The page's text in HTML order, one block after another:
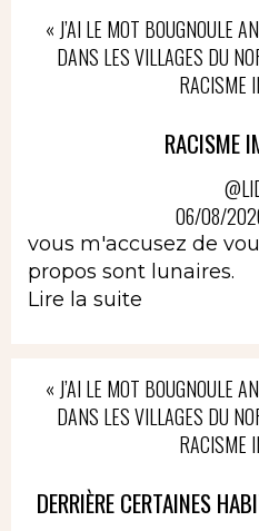
« J’AI LE MOT BOUGNOULE
DANS LES VILLAGES DU
RACISME
RACISME
06/08/
vous m'accusez de
propos sont lunaires.
Lire la suite
« J’AI LE MOT BOUGNOULE
DANS LES VILLAGES DU
RACISME
DERRIÈRE CERTAINES